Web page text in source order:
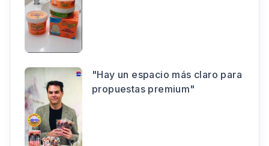
"Hay un espacio más claro para
propuestas premium"